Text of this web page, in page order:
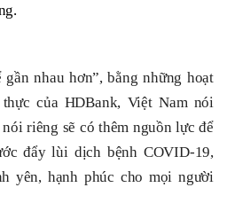
nhau hơn”, bằng những hoạt
của HDBank, Việt Nam nói
riêng sẽ có thêm nguồn lực để
đẩy lùi dịch bệnh COVID-19,
yên, hạnh phúc cho mọi người